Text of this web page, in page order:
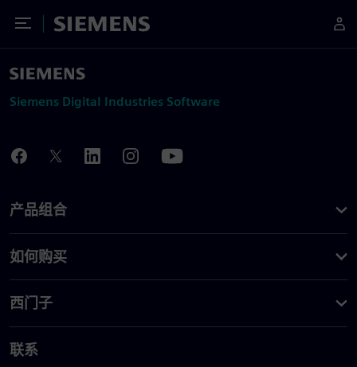
Toggle Menu
Siemens
Siemens Digital Industries Software
产品组合
如何购买
西门子
联系